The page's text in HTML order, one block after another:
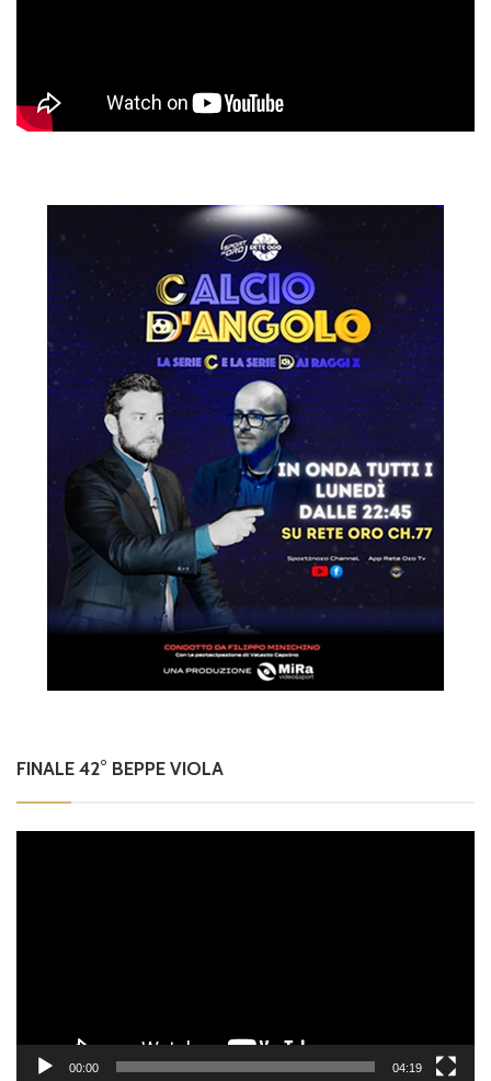
FINALE 42° BEPPE VIOLA
00:00 04:19